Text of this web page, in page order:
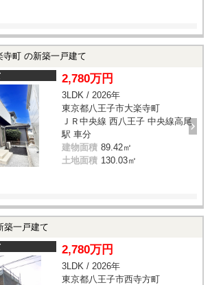
寺町 の新築一戸建て
2,780万円
3LDK / 2026年
東京都八王子市大楽寺町
ＪＲ中央線 西八王子 中央線高尾
駅 車分
建物面積 89.42㎡
土地面積 130.03㎡
築一戸建て
2,780万円
3LDK / 2026年
東京都八王子市西寺方町